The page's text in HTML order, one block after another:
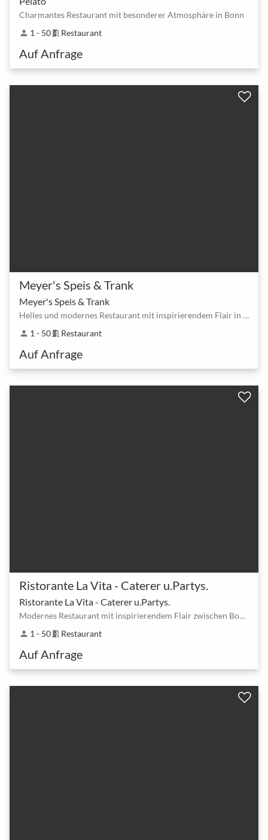
Charmantes Restaurant mit besonderer Atmosphäre in Bonn
person 1 - 50meeting_room Restaurant
Auf Anfrage
Meyer's Speis & Trank
Meyer's Speis & Trank
Helles und modernes Restaurant mit inspirierendem Flair in Bonn
person 1 - 50meeting_room Restaurant
Auf Anfrage
Ristorante La Vita - Caterer u.Partys.
Ristorante La Vita - Caterer u.Partys.
Modernes Restaurant mit inspirierendem Flair zwischen Bonn Quirinusplatz und Bonn Servatiusstr.
person 1 - 50meeting_room Restaurant
Auf Anfrage